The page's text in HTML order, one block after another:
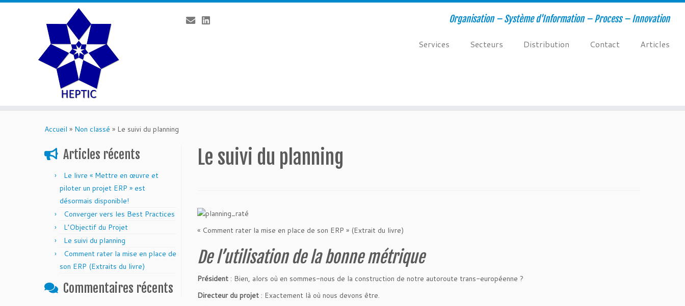
Organisation – Système d'Information – Process – Innovation
Services Secteurs Distribution Contact Articles
Accueil » Non classé » Le suivi du planning
Articles récents
Le livre « Mettre en œuvre et
piloter un projet ERP » est
désormais disponible!
Converger vers les Best Practices
L’Objectif du Projet
Le suivi du planning
Comment rater la mise en place de
son ERP (Extraits du livre)
Commentaires récents
Le suivi du planning
« Comment rater la mise en place de son ERP » (Extrait du livre)
De l’utilisation de la bonne métrique
Président : Bien, alors où en sommes-nous de la construction de notre autoroute trans-européenne ?
Directeur du projet : Exactement là où nous devons être.